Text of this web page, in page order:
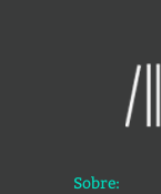
Sobre: